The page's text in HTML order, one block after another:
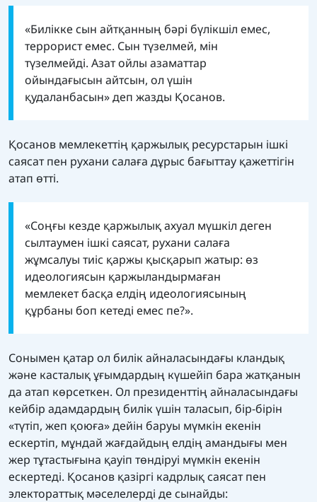
«Билікке сын айтқанның бәрі бүлікшіл емес,
террорист емес. Сын түзелмей, мін
түзелмейді. Азат ойлы азаматтар
ойындағысын айтсын, ол үшін
қудаланбасын» деп жазды Қосанов.
Қосанов мемлекеттің қаржылық ресурстарын ішкі
саясат пен рухани салаға дұрыс бағыттау қажеттігін
атап өтті.
«Соңғы кезде қаржылық ахуал мүшкіл деген
сылтаумен ішкі саясат, рухани салаға
жұмсалуы тиіс қаржы қысқарып жатыр: өз
идеологиясын қаржыландырмаған
мемлекет басқа елдің идеологиясының
құрбаны боп кетеді емес пе?».
Сонымен қатар ол билік айналасындағы кландық
және касталық ұғымдардың күшейіп бара жатқанын
да атап көрсеткен. Ол президенттің айналасындағы
кейбір адамдардың билік үшін таласып, бір-бірін
«түтіп, жеп қоюға» дейін баруы мүмкін екенін
ескертіп, мұндай жағдайдың елдің амандығы мен
жер тұтастығына қауіп төндіруі мүмкін екенін
ескертеді. Қосанов қазіргі кадрлық саясат пен
электораттық мәселелерді де сынайды: